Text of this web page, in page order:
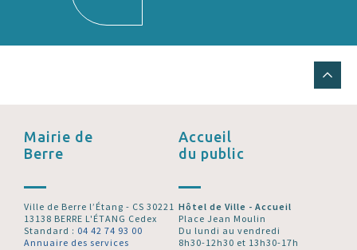
Mairie de
Berre
Ville de Berre l’Étang - CS 30221
13138 BERRE L'ÉTANG Cedex
Standard : 04 42 74 93 00
Annuaire des services
Accueil
du public
Hôtel de Ville - Accueil
Place Jean Moulin
Du lundi au vendredi
8h30-12h30 et 13h30-17h